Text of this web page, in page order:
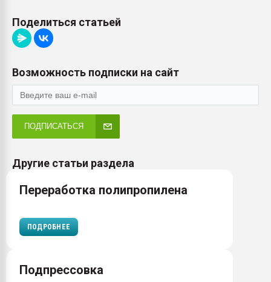
Поделиться статьей
Возможность подписки на сайт
ПОДПИСАТЬСЯ
Другие статьи раздела
Переработка полипропилена
ПОДРОБНЕЕ
Подпрессовка